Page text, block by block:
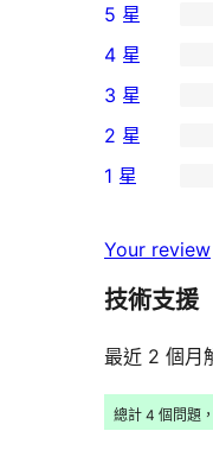
533
個
5
星
使
者
論
5 星
20
個
4
星
用
者
論
4 星
11
個
3
使
用
評
論
3 星
個
星
使
者
評
論
2 星
35
1
星
用
者
1 星
Your review
技術支援
最近 2 個月
總計 4 個問題